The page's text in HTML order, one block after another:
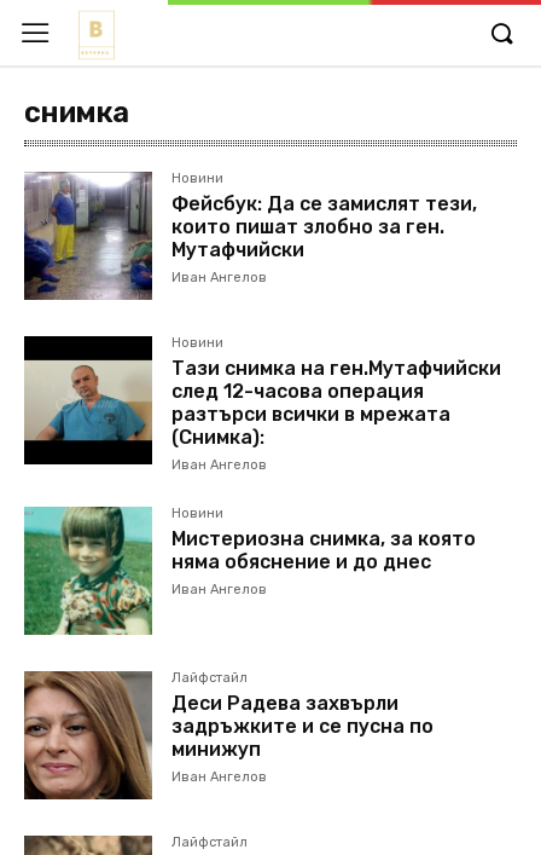
снимка
Новини
Фейсбук: Да се замислят тези,
които пишат злобно за ген.
Мутафчийски
Иван Ангелов
Новини
Тази снимка на ген.Мутафчийски
след 12-часова операция
разтърси всички в мрежата
(Снимка):
Иван Ангелов
Новини
Мистериозна снимка, за която
няма обяснение и до днес
Иван Ангелов
Лайфстайл
Деси Радева захвърли
задръжките и се пусна по
минижуп
Иван Ангелов
Лайфстайл